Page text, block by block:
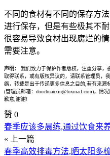
不同的食材有不同的保存方
进行保存，但是有些极其不
很容易导致食材出现腐烂的
需要注意。
声明：
我们致力于保护作者版权，注重分享，
取得联系，或有版权异议的，请联系管理员，
络，转载是出于传递更多信息之目的,若有来源
(管理员邮箱：douchuanxin@foxmail.com)，情
歉意,谢谢!
赞 0
春季应该多晨练,通过饮食来
« 上一篇
春季高效排毒方法,晒太阳多